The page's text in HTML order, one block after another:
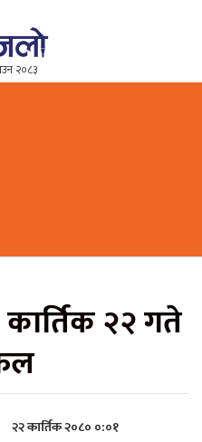
Far West Nepal
२०८३
२२ गते
२२ कार्तिक २०८० ०:०१